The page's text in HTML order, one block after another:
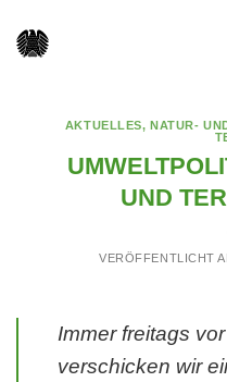
AKTUELLES,NATUR-
UND
VERÖFFENTLICHT
Immer freitags
verschicken wir